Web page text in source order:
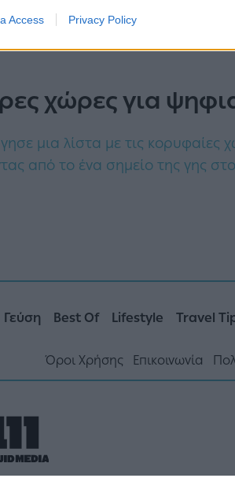
and other user protection.
Access Privacy Policy
χώρες για
μια λίστα με τις κορυφαίες
από το ένα σημείο της γης
Γεύση Best Of Lifestyle Travel
Όροι Χρήσης Επικοινωνία